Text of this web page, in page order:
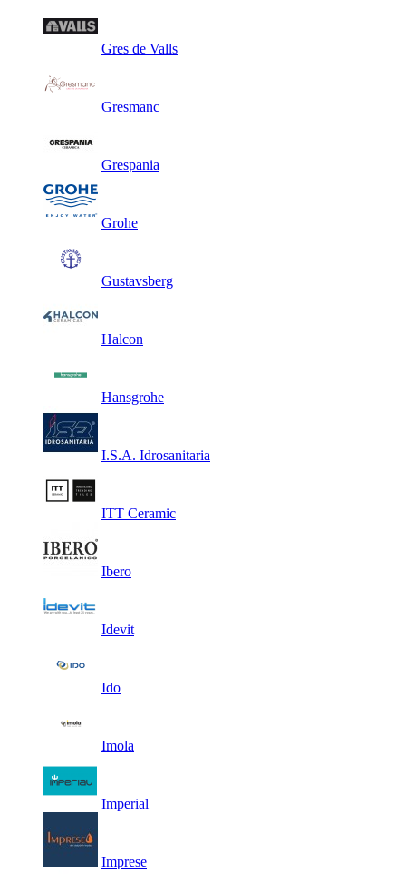
Gres de Valls
Gresmanc
Grespania
Grohe
Gustavsberg
Halcon
Hansgrohe
I.S.A. Idrosanitaria
ITT Ceramic
Ibero
Idevit
Ido
Imola
Imperial
Imprese